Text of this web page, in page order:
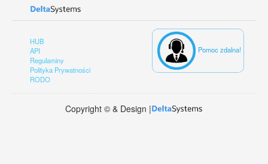
HUB
API
Regulaminy
Polityka Prywatności
RODO
Pomoc zdalna!
Copyright © & Design |